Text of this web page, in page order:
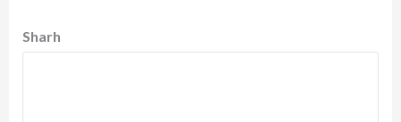
Sharh